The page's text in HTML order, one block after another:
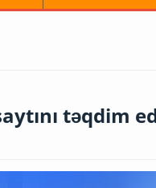
təqdim